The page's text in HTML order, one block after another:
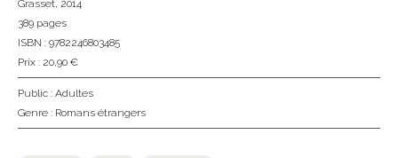
Grasset, 2014
389 pages
ISBN : 9782246803485
Prix : 20,90 €
Public : Adultes
Genre : Romans étrangers